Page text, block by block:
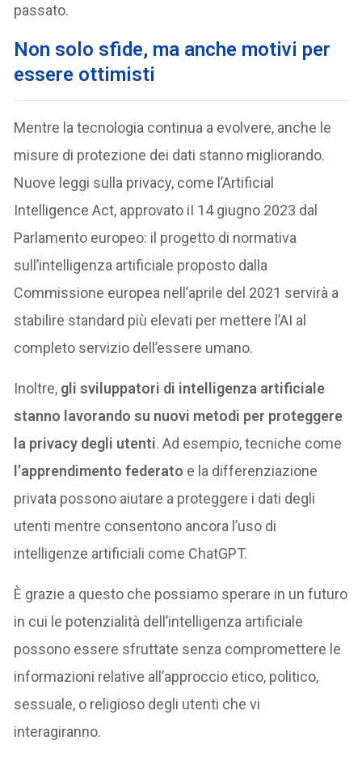
passato.
Non solo sfide, ma anche motivi per
essere ottimisti
Mentre la tecnologia continua a evolvere, anche le
misure di protezione dei dati stanno migliorando.
Nuove leggi sulla privacy, come l’Artificial
Intelligence Act, approvato iI 14 giugno 2023 dal
Parlamento europeo: il progetto di normativa
sull’intelligenza artificiale proposto dalla
Commissione europea nell’aprile del 2021 servirà a
stabilire standard più elevati per mettere l’AI al
completo servizio dell’essere umano.
Inoltre, gli sviluppatori di intelligenza artificiale
stanno lavorando su nuovi metodi per proteggere
la privacy degli utenti. Ad esempio, tecniche come
l’apprendimento federato e la differenziazione
privata possono aiutare a proteggere i dati degli
utenti mentre consentono ancora l’uso di
intelligenze artificiali come ChatGPT.
È grazie a questo che possiamo sperare in un futuro
in cui le potenzialità dell’intelligenza artificiale
possono essere sfruttate senza compromettere le
informazioni relative all’approccio etico, politico,
sessuale, o religioso degli utenti che vi
interagiranno.